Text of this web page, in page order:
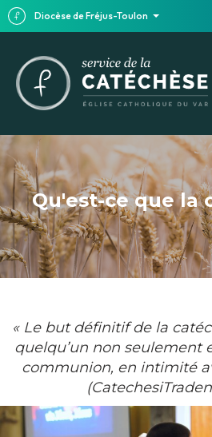
Diocèse de Fréjus-Toulon
Qu'est-ce que la
« Le but définitif de la
quelqu’un non seulement
communion, en intimité